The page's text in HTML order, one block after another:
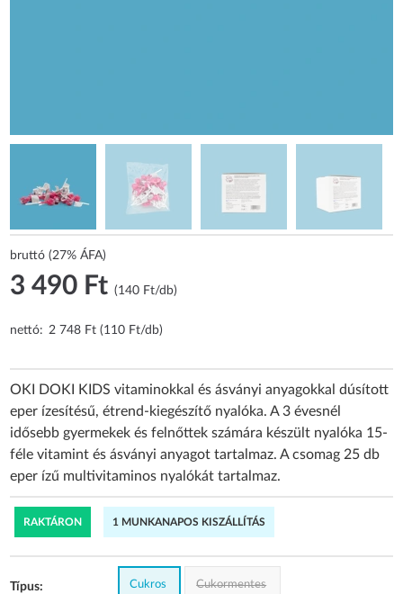
bruttó (27% ÁFA)
3 490 Ft(140 Ft/db)
nettó: 2 748 Ft (110 Ft/db)
OKI DOKI KIDS vitaminokkal és ásványi anyagokkal dúsított
eper ízesítésű, étrend-kiegészítő nyalóka. A 3 évesnél
idősebb gyermekek és felnőttek számára készült nyalóka 15-
féle vitamint és ásványi anyagot tartalmaz. A csomag 25 db
eper ízű multivitaminos nyalókát tartalmaz.
RAKTÁRON 1 MUNKANAPOS KISZÁLLÍTÁS
Típus: Cukros Cukormentes